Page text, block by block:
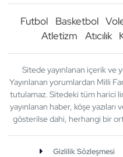
Futbol Basketbol
Atletizm
Atıcılık
Sitede yayınlanan içerik ve
Yayınlanan yorumlardan Milli
tutulamaz. Sitedeki tüm harici
yayınlanan haber, köşe yazıları
gösterilse dahi, herhangi bir
Gizlilik Sözleşmesi